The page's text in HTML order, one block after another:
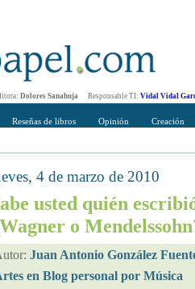
Dolores Sanahuja Responsable TI: Vidal Vidal
Reseñas de libros Opinión Creación
4 de marzo de 2010
usted quién
o
Juan Antonio González
en Blog personal por Música